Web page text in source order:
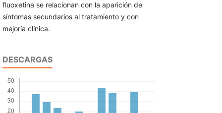
fluoxetina se relacionan con la aparición de
síntomas secundarios al tratamiento y con
mejoría clínica.
DESCARGAS